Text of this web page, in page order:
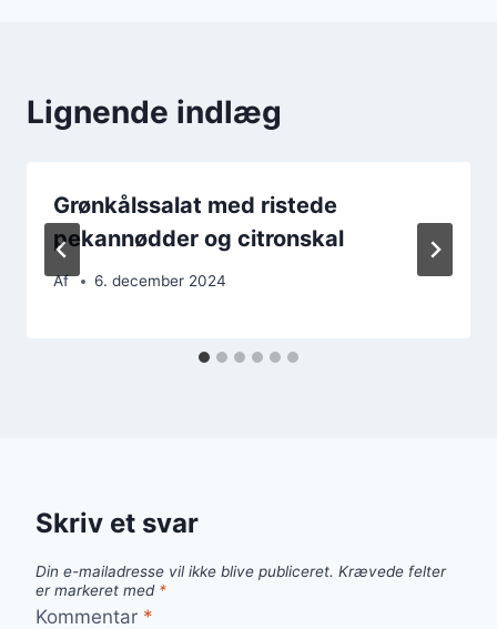
Lignende indlæg
Grønkålssalat med ristede
pekannødder og citronskal
Af 6. december 2024
Skriv et svar
Din e-mailadresse vil ikke blive publiceret. Krævede felter
er markeret med *
Kommentar *